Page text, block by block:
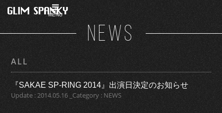
MENU
NEWS
ALL
『SAKAE SP-RING 2014』出演日決定のお知らせ
Update : 2014.05.16 _Category : NEWS